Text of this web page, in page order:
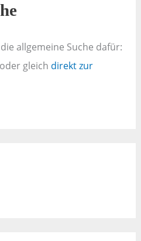
allgemeine Suche dafür:
gleich direkt zur